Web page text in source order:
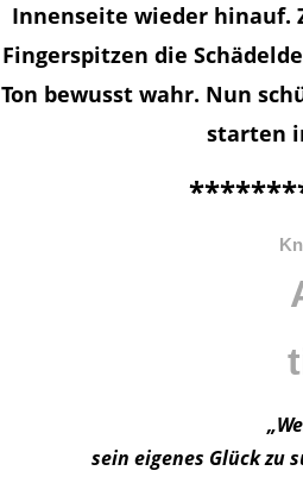
Innenseite wieder hinauf.
Fingerspitzen die
Ton bewusst wahr. Nun
starten
sein eigenes Glück zu